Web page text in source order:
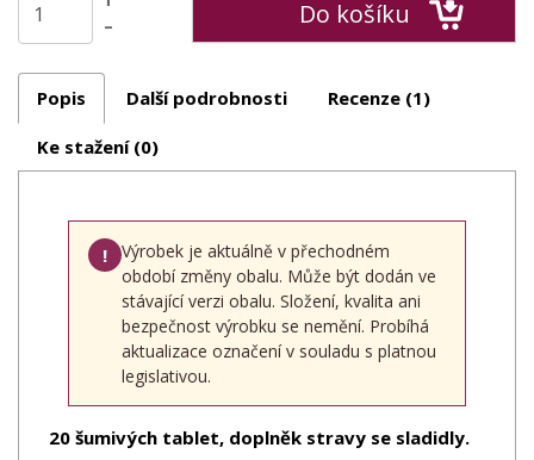
- Do košíku
Popis Další podrobnosti Recenze (1)
Ke stažení (0)
!
Výrobek je aktuálně v přechodném
období změny obalu. Může být dodán ve
stávající verzi obalu. Složení, kvalita ani
bezpečnost výrobku se nemění. Probíhá
aktualizace označení v souladu s platnou
legislativou.
20 šumivých tablet, doplněk stravy se sladidly.